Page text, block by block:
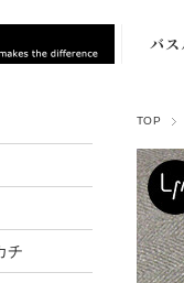
バス
ハン
ミ
ビー
（BIG
TOP
チ